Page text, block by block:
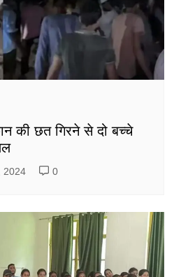
की छत गिरने से दो बच्चे
2024 0